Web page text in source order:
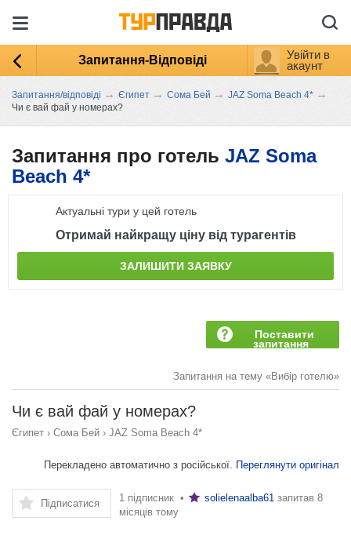
Запитання-Відповіді
Увійти в
акаунт
Запитання/відповіді → Єгипет → Сома Бей → JAZ Soma Beach 4* →
Чи є вай фай у номерах?
Запитання про готель JAZ Soma
Beach 4*
Актуальні тури у цей готель
Отримай найкращу ціну від турагентів
ЗАЛИШИТИ ЗАЯВКУ
Поставити
запитання
Запитання на тему «Вибір готелю»
Чи є вай фай у номерах?
Єгипет › Сома Бей › JAZ Soma Beach 4*
Перекладено автоматично з російської. Переглянути оригінал
Підписатися 1 підписник • solielenaalba61 запитав 8
місяців тому